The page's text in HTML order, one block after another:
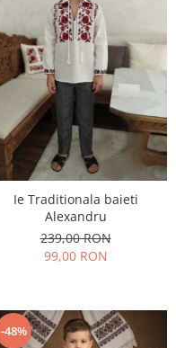
Ie Traditionala baieti
Alexandru
239,00 RON
99,00 RON
-48%